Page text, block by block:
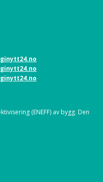
(ENEFF) av bygg. Den